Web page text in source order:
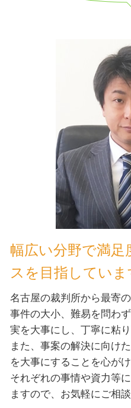
幅広い分野で満足
スを目指していま
名古屋の裁判所から最寄
事件の大小、難易を問わ
実を大事にし、丁寧に粘
また、事案の解決に向け
を大事にすることを心が
それぞれの事情や資力等
ますので、お気軽にご相談